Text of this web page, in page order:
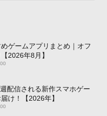
ゲームアプリまとめ｜オフ
2026年8月】
配信される新作スマホゲー
け！【2026年】